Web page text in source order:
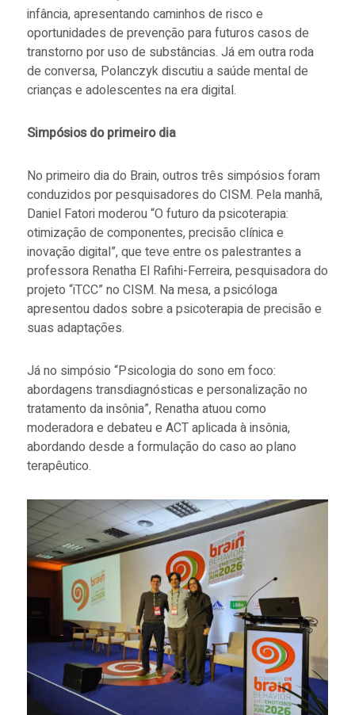
infância, apresentando caminhos de risco e
oportunidades de prevenção para futuros casos de
transtorno por uso de substâncias. Já em outra roda
de conversa, Polanczyk discutiu a saúde mental de
crianças e adolescentes na era digital.
Simpósios do primeiro dia
No primeiro dia do Brain, outros três simpósios foram
conduzidos por pesquisadores do CISM. Pela manhã,
Daniel Fatori moderou “O futuro da psicoterapia:
otimização de componentes, precisão clínica e
inovação digital”, que teve entre os palestrantes a
professora Renatha El Rafihi-Ferreira, pesquisadora do
projeto “iTCC” no CISM. Na mesa, a psicóloga
apresentou dados sobre a psicoterapia de precisão e
suas adaptações.
Já no simpósio “Psicologia do sono em foco:
abordagens transdiagnósticas e personalização no
tratamento da insônia”, Renatha atuou como
moderadora e debateu e ACT aplicada à insônia,
abordando desde a formulação do caso ao plano
terapêutico.